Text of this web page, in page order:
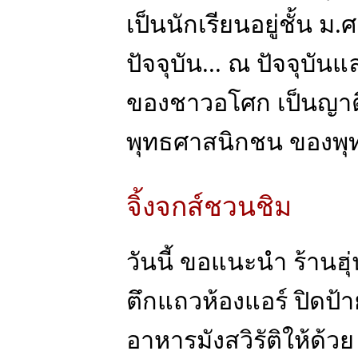
เป็นนักเรียนอยู่ชั้น ม.
ปัจจุบัน... ณ ปัจจุบันแ
ของชาวอโศก เป็นญ
พุทธศาสนิกชน ของพุ
จิ้งจกส์ชวนชิม
วันนี้ ขอแนะนำ ร้านฮุ่
ตึกแถวห้องแอร์ ปิดป้
อาหารมังสวิรัติให้ด้วย